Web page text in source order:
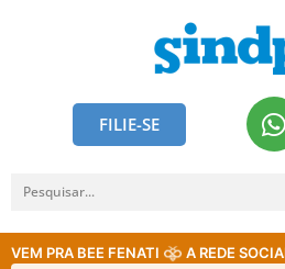
FILIE-SE
VEM PRA BEE FENATI A REDE